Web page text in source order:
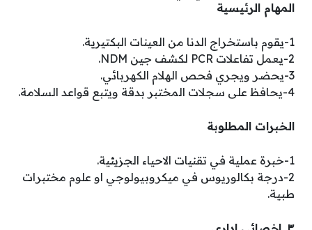
المهام الرئيسية
1-يقوم باستخراج الدنا من العينات البكتيرية.
2-يعمل تفاعلات PCR لكشف جين NDM.
3-يحضر ويجري فحص الهلام الكهربائي.
4-يحافظ على سجلات المختبر بدقة ويتبع قواعد السلامة.
الخبرات المطلوبة
1-خبرة عملية في تقنيات الاحياء الجزيئية.
2-درجة بكالوريوس في ميكروبيولوجي او علوم مختبرات
طبية.